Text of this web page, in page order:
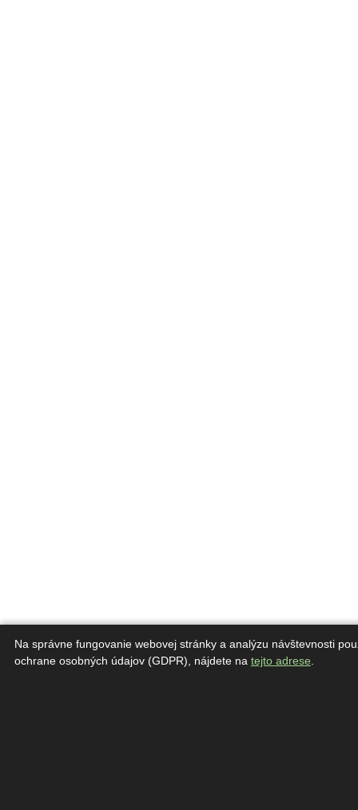
Na správne fungovanie webovej stránky a analýzu návštevnosti
ochrane osobných údajov (GDPR), nájdete na tejto adrese